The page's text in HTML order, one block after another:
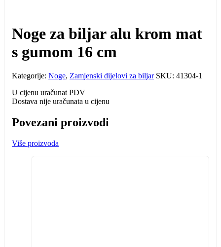
Noge za biljar alu krom mat
s gumom 16 cm
Kategorije: Noge, Zamjenski dijelovi za biljar SKU: 41304-1
U cijenu uračunat PDV
Dostava nije uračunata u cijenu
Povezani proizvodi
Više proizvoda